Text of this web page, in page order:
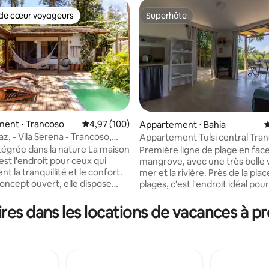
la base de 172 commentaires : 5 sur 5
cœur voyageurs les plus appréciés
cœur voyageurs
⋅ Trancoso Évaluation moyenne sur la base de 100
4,97 (100)
- Vila Serena - Trancoso,
dans la nature La maison
l'endroit pour ceux qui
la tranquillité et le confort.
ouvert, elle dispose
pouvez préparer vos repas
de la piscine et de la
Superhôte
Superhôte
Appartement ⋅ Bahia
Appartement Tulsi central
sur la mer
Première ligne de plage en
mangrove, avec une très belle
mer et la rivière. Près de la place et des
plages, c'est l'endroit idéal
très bien équipé avec tout ce
avez besoin pour vous sentir
Deux grandes portes vitrées
dans les locations de vacances à